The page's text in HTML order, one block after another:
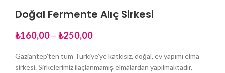
Doğal Fermente Alıç Sirkesi
₺160,00 – ₺250,00
Gaziantep’ten tüm Türkiye’ye katkısız, doğal, ev yapımı elma
sirkesi. Sirkelerimiz ilaçlanmamış elmalardan yapılmaktadır,